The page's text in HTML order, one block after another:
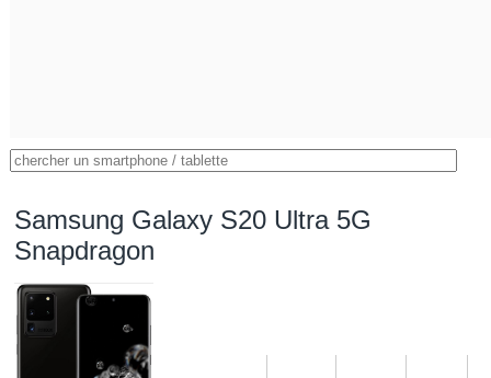
Samsung Galaxy S20 Ultra 5G
Snapdragon